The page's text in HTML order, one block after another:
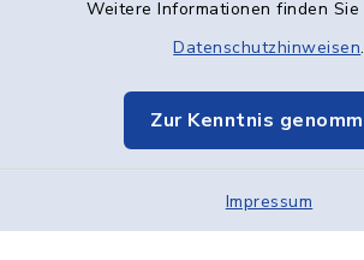
Weitere Informationen finden Sie
Datenschutzhinweisen.
Zur Kenntnis
Impressum
Datenschutz
Elektronische
Sitemap